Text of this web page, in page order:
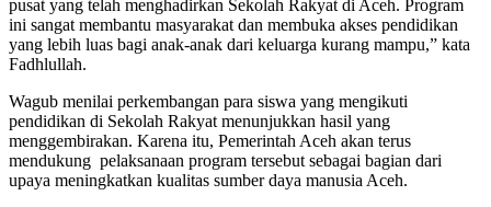
pusat yang telah menghadirkan Sekolah Rakyat di Aceh. Program
ini sangat membantu masyarakat dan membuka akses pendidikan
yang lebih luas bagi anak-anak dari keluarga kurang mampu,” kata
Fadhlullah.
‎‎Wagub menilai perkembangan para siswa yang mengikuti
pendidikan di Sekolah Rakyat menunjukkan hasil yang
menggembirakan. Karena itu, Pemerintah Aceh akan terus
mendukung pelaksanaan program tersebut sebagai bagian dari
upaya meningkatkan kualitas sumber daya manusia Aceh.